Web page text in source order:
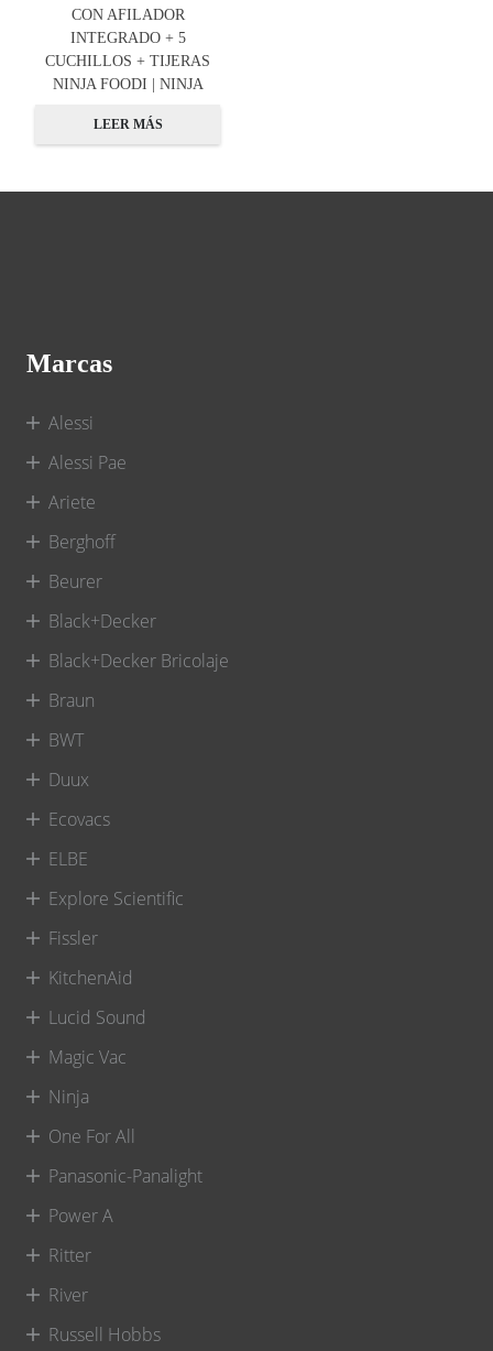
CON AFILADOR
INTEGRADO + 5
CUCHILLOS + TIJERAS
NINJA FOODI | NINJA
LEER MÁS
Marcas
Alessi
Alessi Pae
Ariete
Berghoff
Beurer
Black+Decker
Black+Decker Bricolaje
Braun
BWT
Duux
Ecovacs
ELBE
Explore Scientific
Fissler
KitchenAid
Lucid Sound
Magic Vac
Ninja
One For All
Panasonic-Panalight
Power A
Ritter
River
Russell Hobbs